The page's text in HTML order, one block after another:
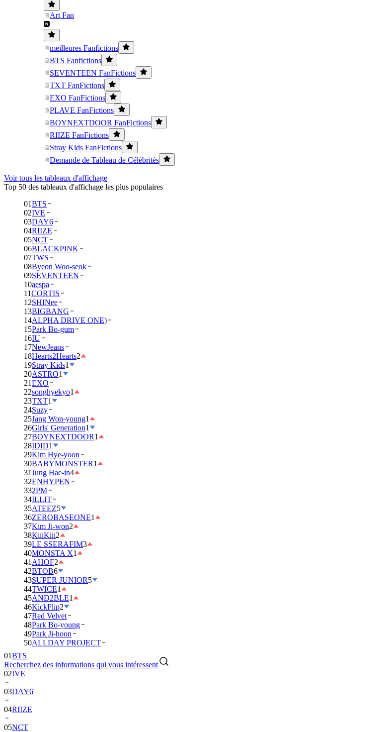
Art Fan
meilleures Fanfictions
BTS Fanfictions
SEVENTEEN FanFictions
TXT FanFictions
EXO FanFictions
PLAVE FanFictions
BOYNEXTDOOR FanFictions
RIIZE FanFictions
Stray Kids FanFictions
Demande de Tableau de Célébrités
Voir tous les tableaux d'affichage
Top 50 des tableaux d'affichage les plus populaires
01BTS
02IVE
03DAY6
04RIIZE
05NCT
06BLACKPINK
07TWS
08Byeon Woo-seok
09SEVENTEEN
10aespa
11CORTIS
12SHINee
13BIGBANG
14ALPHA DRIVE ONE)
15Park Bo-gum
16IU
17NewJeans
18Hearts2Hearts2
19Stray Kids1
20ASTRO1
21EXO
22songhyekyo1
23TXT1
24Suzy
25Jang Won-young1
26Girls' Generation1
27BOYNEXTDOOR1
28IDID1
29Kim Hye-yoon
30BABYMONSTER1
31Jung Hae-in4
32ENHYPEN
332PM
34ILLIT
35ATEEZ5
36ZEROBASEONE1
37Kim Ji-won2
38KiiiKiii2
39LE SSERAFIM3
40MONSTA X1
41 AHOF2
42BTOB6
43SUPER JUNIOR5
44TWICE1
45AND2BLE1
46KickFlip2
47Red Velvet
48Park Bo-young
49Park Ji-hoon
50ALLDAY PROJECT
Recherchez des informations qui vous intéressent
01BTS
02IVE
03DAY6
04RIIZE
05NCT